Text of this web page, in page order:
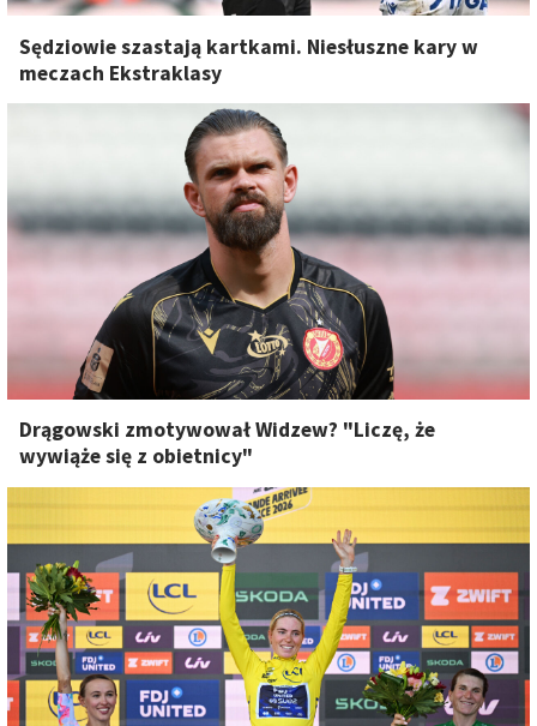
Sędziowie szastają kartkami. Niesłuszne kary w
meczach Ekstraklasy
Drągowski zmotywował Widzew? "Liczę, że
wywiąże się z obietnicy"